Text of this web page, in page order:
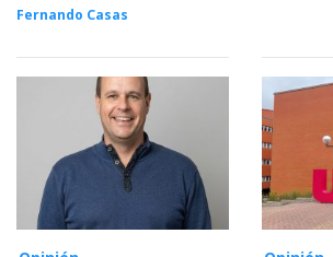
Fernando Casas